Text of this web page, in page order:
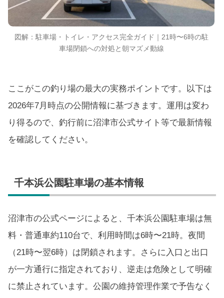
図解：駐車場・トイレ・アクセス完全ガイド｜21時〜6時の駐
車場閉鎖への対処と朝マズメ動線
ここがこの釣り場の最大の実務ポイントです。以下は
2026年7月時点の公開情報に基づきます。運用は変わ
り得るので、釣行前に沼津市公式サイト等で最新情報
を確認してください。
千本浜公園駐車場の基本情報
沼津市の公式ページによると、千本浜公園駐車場は無
料・普通車約110台で、利用時間は6時〜21時。夜間
（21時〜翌6時）は閉鎖されます。さらに入口と出口
が一方通行に指定されており、逆走は危険として明確
に禁止されています。公園の維持管理作業で予告なく